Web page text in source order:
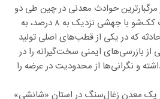
از مرگبارترین حوادث معدنی در چین طی دو
دهه گذشته، قیمت زغال‌سنگ کک‌شو با جهشی نزدیک به ۸ درصد، به
که در یکی از قطب‌های اصلی تولید
بازرسی‌های ایمنی سخت‌گیرانه را در
و نگرانی‌ها از محدودیت در عرضه را
یک معدن زغال‌سنگ در استان «شانشی»